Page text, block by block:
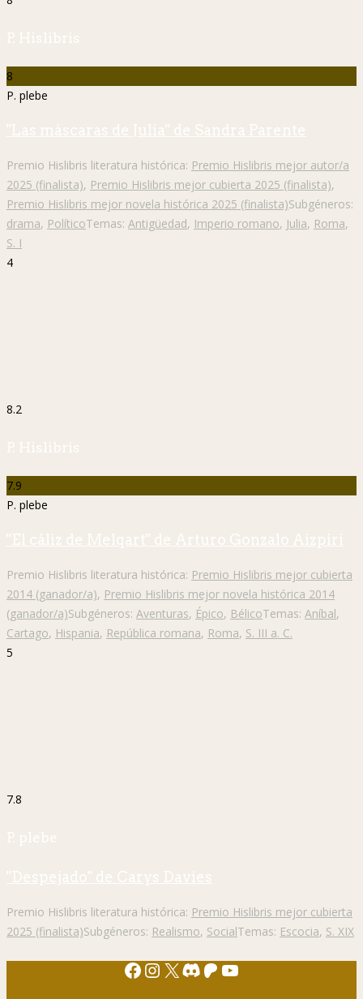
P. Hislibris
8
P. plebe
"Las máscaras de Julia" de Sandra Parente
Premio Hislibris literatura histórica: Premio Hislibris mejor autor/a
2025 (finalista), Premio Hislibris mejor cubierta 2025 (finalista),
Premio Hislibris mejor novela histórica 2025 (finalista)Subgéneros:
drama, PolíticoTemas: Antigüedad, Imperio romano, Julia, Roma,
S. I
4
8.2
P. Hislibris
7.9
P. plebe
"El cáliz de Melqart" de Arturo Gonzalo Aizpiri
Premio Hislibris literatura histórica: Premio Hislibris mejor cubierta
2014 (ganador/a), Premio Hislibris mejor novela histórica 2014
(ganador/a)Subgéneros: Aventuras, Épico, BélicoTemas: Aníbal,
Cartago, Hispania, República romana, Roma, S. III a. C.
5
7.8
P. plebe
"Despejado" de Carys Davies
Premio Hislibris literatura histórica: Premio Hislibris mejor cubierta
2025 (finalista)Subgéneros: Realismo, SocialTemas: Escocia, S. XIX
Facebook
Instagram
X Discord
Patreon
YouTube